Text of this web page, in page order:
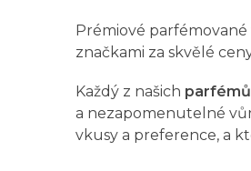
Prémiové parfémované
značkami za skvělé
Každý z našich
a nezapomenutelné
vkusy a preference, a